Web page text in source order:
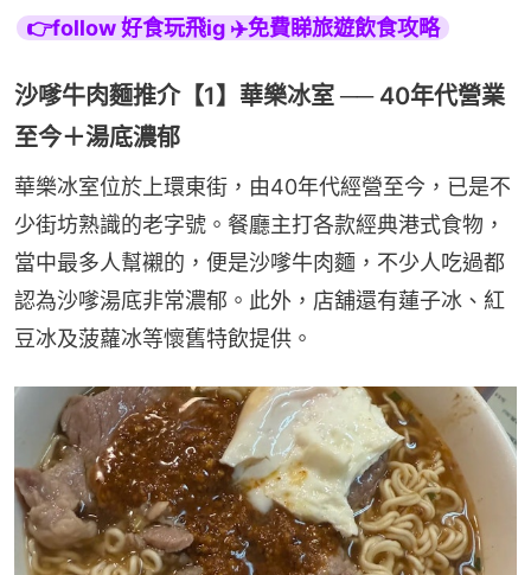
👉follow 好食玩飛ig ✈️免費睇旅遊飲食攻略
沙嗲牛肉麵推介【1】華樂冰室 ── 40年代營業
至今＋湯底濃郁
華樂冰室位於上環東街，由40年代經營至今，已是不
少街坊熟識的老字號。餐廳主打各款經典港式食物，
當中最多人幫襯的，便是沙嗲牛肉麵，不少人吃過都
認為沙嗲湯底非常濃郁。此外，店舖還有蓮子冰、紅
豆冰及菠蘿冰等懷舊特飲提供。